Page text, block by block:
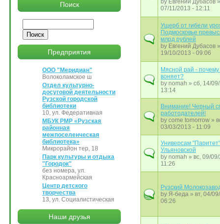
by Евгений Дубасов
07/11/2013 - 12:11
Ущерб от гибели
Подмосковье
млрд рублей
by Евгений Дубасов
19/10/2013 - 09:06
Мясной рай - почему
воняет?
by nomah » сб, 14/
13:14
Внимание! Черный
работодателей!
by come tomorrow »
03/03/2013 - 11:09
Универсам
Ульяновской
by nomah » вс, 09/
11:26
Рузский
by Я-беда » вт, 04/
06:26
Поиск
Предприятия
ООО "Меридиан"
Волоколамское ш
Отдел культурно-
досуговой деятельности
Рузской городской
библиотеки
10, ул. Федеративная
МБУК РМР «Рузская
районная
межпоселенческая
библиотека»
Микрорайон тер, 18
Парк культуры и отдыха
"Городок"
без номера, ул.
Красноармейская
Центр детского
творчества
13, ул. Социалистическая
Наши друзья